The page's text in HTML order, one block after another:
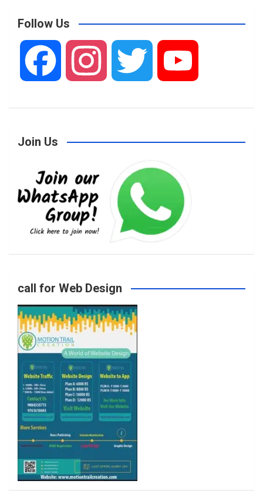
Follow Us
e
b
o
k
s
r
a
m
i u
Join Us
call for Web Design